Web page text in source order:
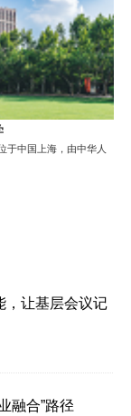
于中国上海，由中华人
，让基层会议记
融合”路径